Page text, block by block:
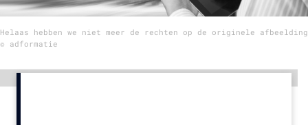
Adverteren
Events
Helaas hebben we niet meer de rechten op de originele afbeelding
© adformatie